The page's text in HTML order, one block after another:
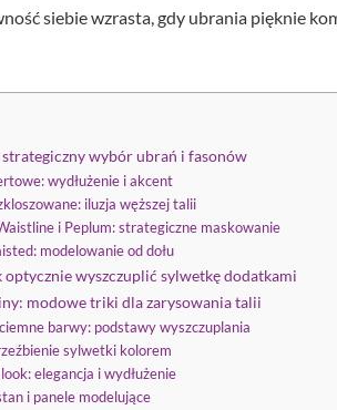
siebie wzrasta, gdy ubrania pięknie
wybór ubrań i fasonów
wydłużenie i akcent
iluzja węższej talii
i Peplum: strategiczne maskowanie
modelowanie od dołu
optycznie wyszczuplić sylwetkę dodatkami
modowe triki dla zarysowania talii
barwy: podstawy wyszczuplania
sylwetki kolorem
elegancja i wydłużenie
i panele modelujące